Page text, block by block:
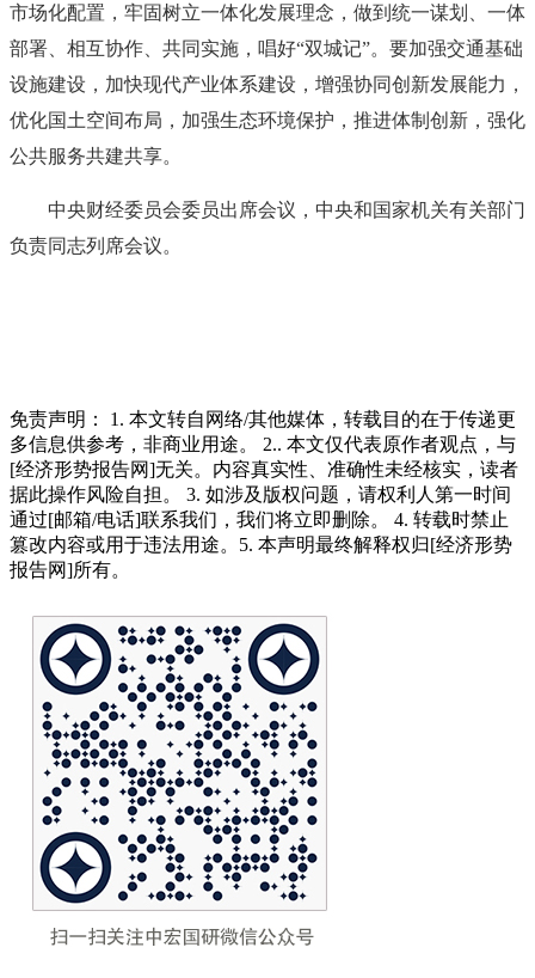
市场化配置，牢固树立一体化发展理念，做到统一谋划、一体
部署、相互协作、共同实施，唱好“双城记”。要加强交通基础
设施建设，加快现代产业体系建设，增强协同创新发展能力，
优化国土空间布局，加强生态环境保护，推进体制创新，强化
公共服务共建共享。
中央财经委员会委员出席会议，中央和国家机关有关部门
负责同志列席会议。
免责声明： 1. 本文转自网络/其他媒体，转载目的在于传递更
多信息供参考，非商业用途。 2.. 本文仅代表原作者观点，与
[经济形势报告网]无关。内容真实性、准确性未经核实，读者
据此操作风险自担。 3. 如涉及版权问题，请权利人第一时间
通过[邮箱/电话]联系我们，我们将立即删除。 4. 转载时禁止
篡改内容或用于违法用途。5. 本声明最终解释权归[经济形势
报告网]所有。